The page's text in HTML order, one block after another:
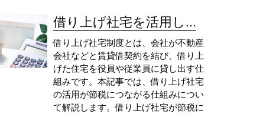
借り上げ社宅を活用し...
借り上げ社宅制度とは、会社が不動産
会社などと賃貸借契約を結び、借り上
げた住宅を役員や従業員に貸し出す仕
組みです。本記事では、借り上げ社宅
の活用が節税につながる仕組みについ
て解説します。借り上げ社宅が節税に